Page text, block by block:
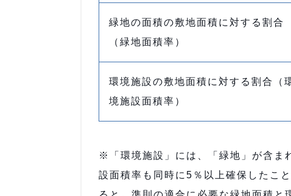
緑地の面積の敷地面積に対する割合
（緑地面積率）
環境施設の敷地面積に対する割合（
境施設面積率）
※「環境施設」には、「緑地」が含ま
設面積率も同時に5％以上確保したこ